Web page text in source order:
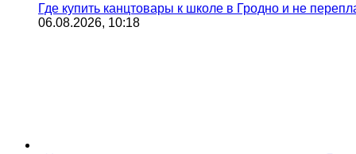
Где купить канцтовары к школе в Гродно и не
06.08.2026, 10:18